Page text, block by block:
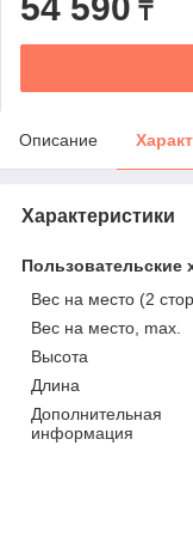
₸
Описание
Характеристики
Пользовательские
Вес на место (2
Вес на место, max.
Высота
Длина
Дополнительная
информация